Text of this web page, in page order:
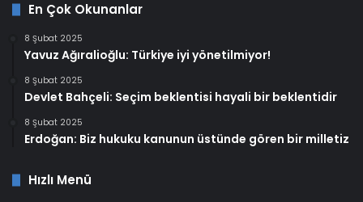
En Çok Okunanlar
8 Şubat 2025
Yavuz Ağıralioğlu: Türkiye iyi yönetilmiyor!
8 Şubat 2025
Devlet Bahçeli: Seçim beklentisi hayali bir beklentidir
8 Şubat 2025
Erdoğan: Biz hukuku kanunun üstünde gören bir milletiz
Hızlı Menü